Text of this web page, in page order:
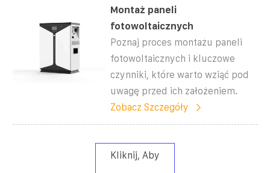
Montaż paneli
fotowoltaicznych
Poznaj proces montażu paneli
fotowoltaicznych i kluczowe
czynniki, które warto wziąć pod
uwagę przed ich założeniem.
Zobacz Szczegóły
Kliknij, Aby